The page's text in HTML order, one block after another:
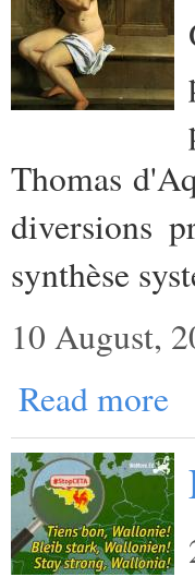
Thomas
diversions
synthèse
10 August,
Read more